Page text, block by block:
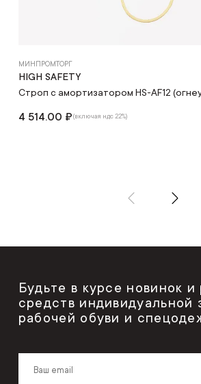
МИНПРОМТОРГ
HIGH SAFETY
Строп с амортизатором HS-AF12
4 514.00 ₽(включая ндс 22%)
Будьте в курсе новинок
средств индивидуальной
рабочей обуви и